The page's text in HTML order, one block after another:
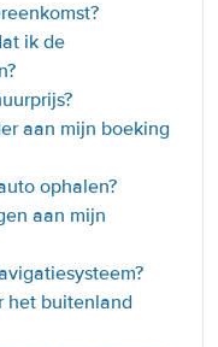
ik de
aan mijn boeking
ophalen?
aan mijn
het buitenland